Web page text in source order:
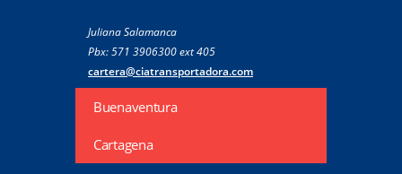
Juliana Salamanca
Pbx: 571 3906300 ext 405
cartera@ciatransportadora.com
Buenaventura
Cartagena